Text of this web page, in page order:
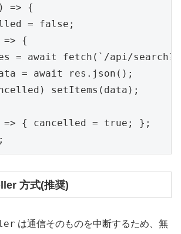
=> {
= false;
=> {
= await fetch(`/api/
= await res.json();
setItems(data);
{ cancelled = true; };
方式(推奨)
は通信そのものを中断するため、無